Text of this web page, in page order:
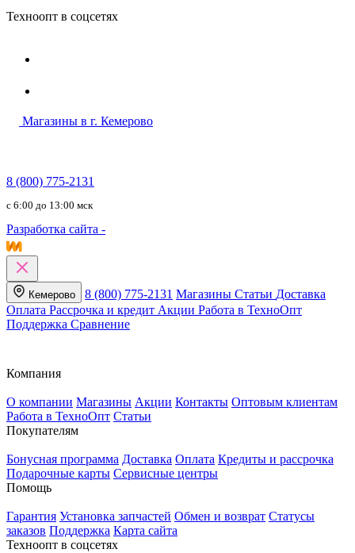
Техноопт в соцсетях
Магазины в г. Кемерово
8 (800) 775-2131
c 6:00 до 13:00 мск
Разработка сайта -
Кемерово 8 (800) 775-2131 Магазины Статьи Доставка
Оплата Рассрочка и кредит Акции Работа в ТехноОпт
Поддержка Сравнение
Компания
О компании Магазины Акции Контакты Оптовым клиентам
Работа в ТехноОпт Статьи
Покупателям
Бонусная программа Доставка Оплата Кредиты и рассрочка
Подарочные карты Сервисные центры
Помощь
Гарантия Установка запчастей Обмен и возврат Статусы
заказов Поддержка Карта сайта
Техноопт в соцсетях